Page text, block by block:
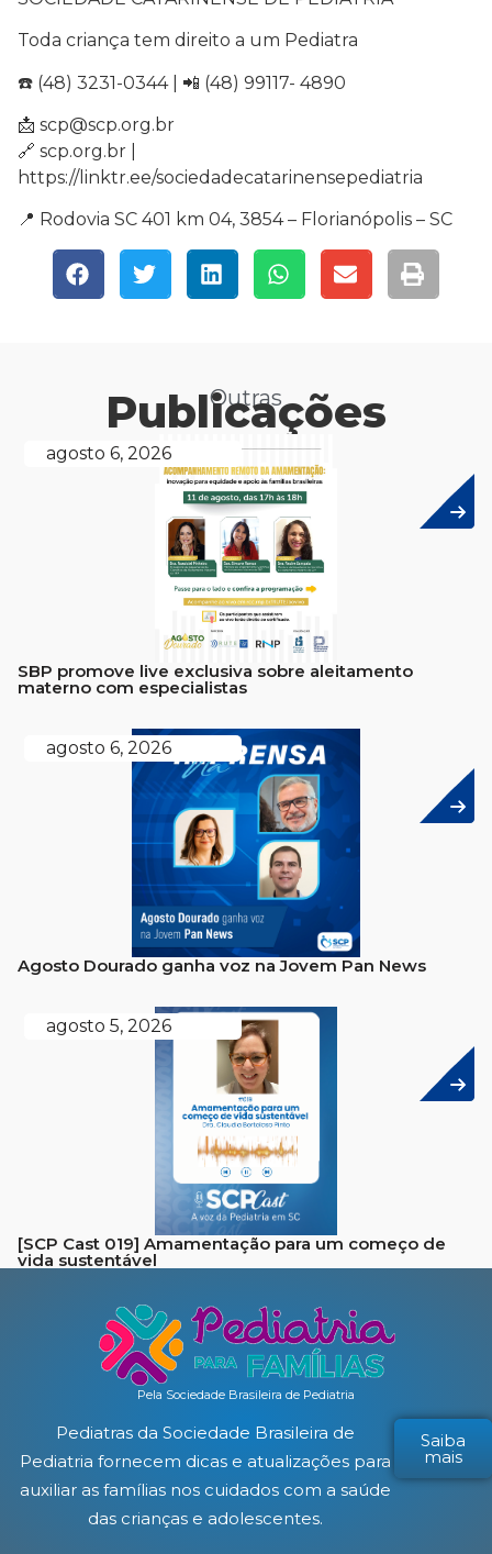
Toda criança tem direito a um Pediatra
☎️ (48) 3231-0344 | 📲 (48) 99117- 4890
📩 scp@scp.org.br
🔗 scp.org.br |
https://linktr.ee/sociedadecatarinensepediatria
📍 Rodovia SC 401 km 04, 3854 – Florianópolis – SC
Outras
Publicações
agosto 6, 2026
SBP promove live exclusiva sobre aleitamento
materno com especialistas
agosto 6, 2026
Agosto Dourado ganha voz na Jovem Pan News
agosto 5, 2026
[SCP Cast 019] Amamentação para um começo de
vida sustentável
Pela Sociedade Brasileira de Pediatria
Pediatras da Sociedade Brasileira de
Pediatria fornecem dicas e atualizações para
auxiliar as famílias nos cuidados com a saúde
das crianças e adolescentes.
Saiba
mais